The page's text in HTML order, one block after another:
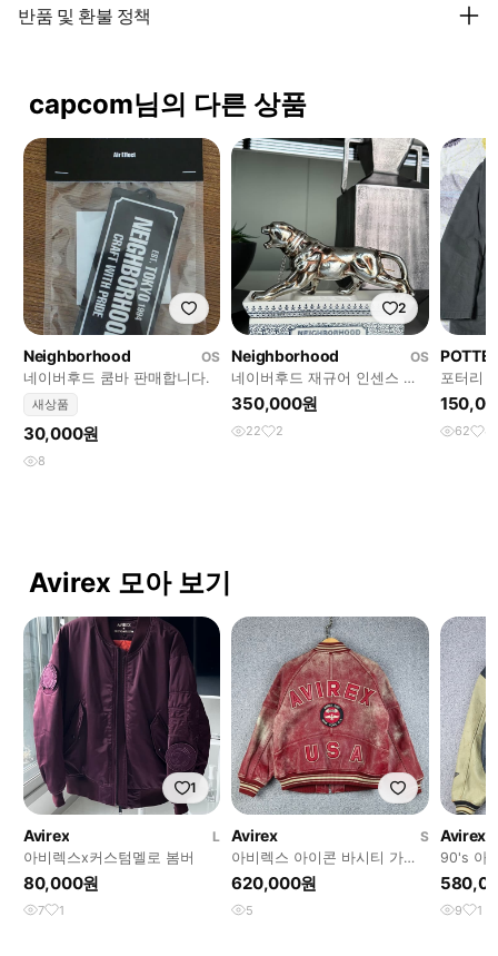
반품 및 환불 정책
capcom님의 다른 상품
Neighborhood
OS
네이버후드 쿰바 판매합니다.
새상품
30,000원
8
2
Neighborhood
OS
네이버후드 재규어 인센스 챔
버 판매합니다.
350,000원
22 2
포터리
콜 4사
62 4
Avirex 모아 보기
1
Avirex
L
아비렉스x커스텀멜로 봄버
80,000원
7 1
Avirex
S
아비렉스 아이콘 바시티 가죽
자켓 ( S ) / 13208
620,000원
5
Avirex
90's 아
언 가죽
9 1